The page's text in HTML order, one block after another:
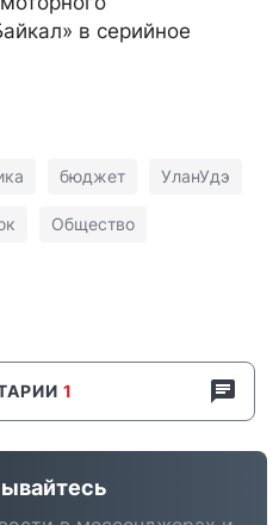
в серийное
бюджет УланУдэ
Общество
1